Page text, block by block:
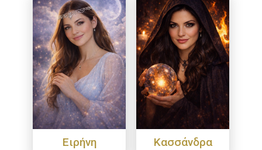
Ειρήνη Κασσάνδρα